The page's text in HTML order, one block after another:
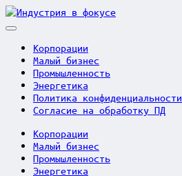
Skip
to
Индустрия
Корпорации
Малый бизнес
Промышленность
Энергетика
Политика конфиденциальности
Согласие на обработку ПД
Корпорации
Малый бизнес
Промышленность
Энергетика